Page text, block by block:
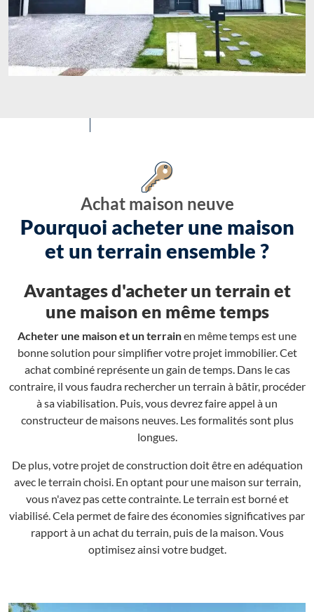
Achat maison neuve
Pourquoi acheter une maison
et un terrain ensemble ?
Avantages d'acheter un terrain et
une maison en même temps
Acheter une maison et un terrainen même temps est une
bonne solution pour simplifier votre projet immobilier. Cet
achat combiné représente un gain de temps. Dans le cas
contraire, il vous faudra rechercher un terrain à bâtir, procéder
à sa viabilisation. Puis, vous devrez faire appel à un
constructeur de maisons neuves. Les formalités sont plus
longues.
De plus, votre projet de construction doit être en adéquation
avec le terrain choisi. En optant pour une maison sur terrain,
vous n'avez pas cette contrainte. Le terrain est borné et
viabilisé. Cela permet de faire des économies significatives par
rapport à un achat du terrain, puis de la maison. Vous
optimisez ainsi votre budget.